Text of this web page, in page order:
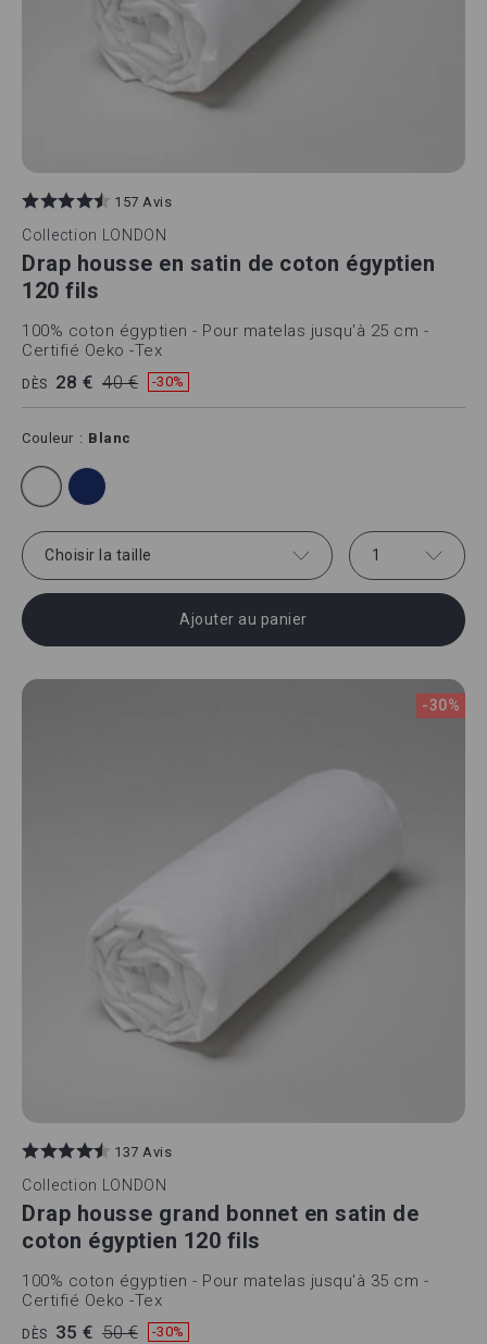
157 Avis
Collection LONDON
Drap housse en satin de coton égyptien
120 fils
100% coton égyptien - Pour matelas jusqu'à 25 cm -
Certifié Oeko -Tex
DÈS 28 € 40 € -30%
Couleur Blanc
Choisir la taille 1
Ajouter au panier
-30%
137 Avis
Collection LONDON
Drap housse grand bonnet en satin de
coton égyptien 120 fils
100% coton égyptien - Pour matelas jusqu'à 35 cm -
Certifié Oeko -Tex
DÈS 35 € 50 € -30%